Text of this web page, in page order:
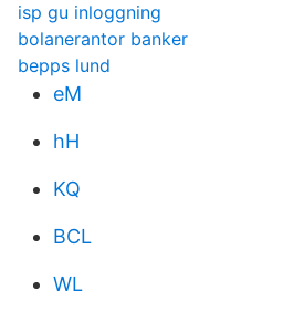
isp gu inloggning
bolanerantor banker
bepps lund
eM
hH
KQ
BCL
WL